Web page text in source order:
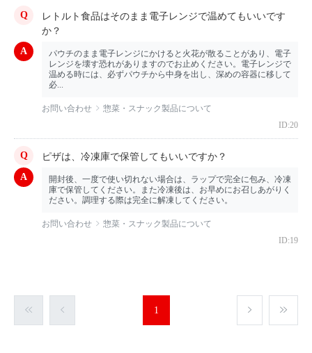
レトルト食品はそのまま電子レンジで温めてもいいです
か？
ID:20
パウチのまま電子レンジにかけると火花が散ることがあり、電子
レンジを壊す恐れがありますのでお止めください。電子レンジで
温める時には、必ずパウチから中身を出し、深めの容器に移して
必...
お問い合わせ 惣菜・スナック製品について
ピザは、冷凍庫で保管してもいいですか？
ID:19
開封後、一度で使い切れない場合は、ラップで完全に包み、冷凍
庫で保管してください。また冷凍後は、お早めにお召しあがりく
ださい。調理する際は完全に解凍してください。
お問い合わせ 惣菜・スナック製品について
1